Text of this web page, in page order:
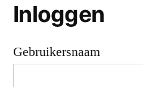
Inloggen
Gebruikersnaam